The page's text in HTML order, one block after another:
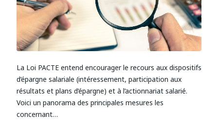
La Loi PACTE entend encourager le recours aux dispositifs
d’épargne salariale (intéressement, participation aux
résultats et plans d’épargne) et à l’actionnariat salarié.
Voici un panorama des principales mesures les
concernant…